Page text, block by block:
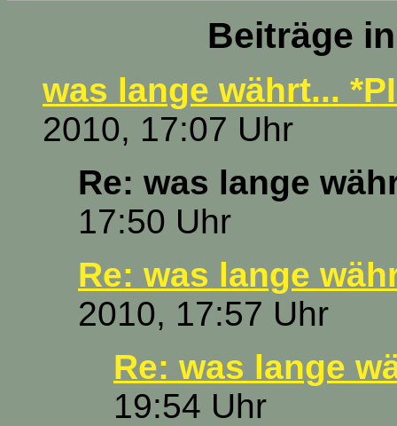
Beiträge
was lange währt...
2010, 17:07 Uhr
Re: was lange
17:50 Uhr
Re: was lange
2010, 17:57 Uhr
Re: was lange
19:54 Uhr